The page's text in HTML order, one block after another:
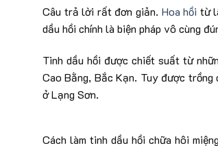
Câu trả lời rất đơn giản. Hoa hồi từ
dầu hồi chính là biện pháp vô cùng
Tinh dầu hồi được chiết suất từ
Cao Bằng, Bắc Kạn. Tuy được
ở Lạng Sơn.
Cách làm tinh dầu hồi chữa hôi